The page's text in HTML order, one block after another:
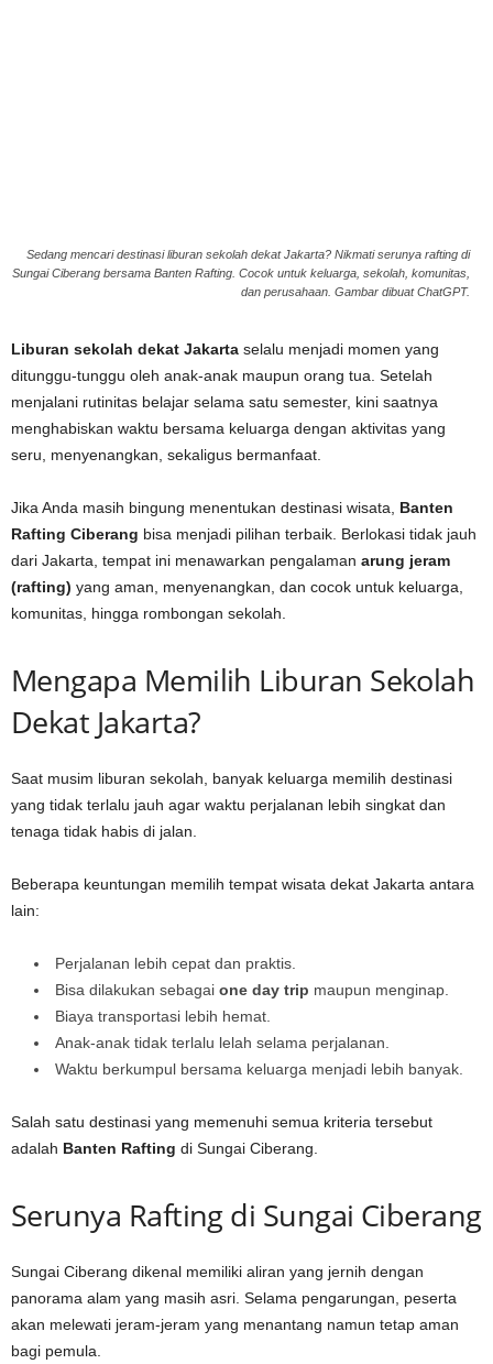
Sedang mencari destinasi liburan sekolah dekat Jakarta? Nikmati serunya rafting di
Sungai Ciberang bersama Banten Rafting. Cocok untuk keluarga, sekolah, komunitas,
dan perusahaan. Gambar dibuat ChatGPT.
Liburan sekolah dekat Jakarta selalu menjadi momen yang
ditunggu-tunggu oleh anak-anak maupun orang tua. Setelah
menjalani rutinitas belajar selama satu semester, kini saatnya
menghabiskan waktu bersama keluarga dengan aktivitas yang
seru, menyenangkan, sekaligus bermanfaat.
Jika Anda masih bingung menentukan destinasi wisata, Banten
Rafting Ciberang bisa menjadi pilihan terbaik. Berlokasi tidak jauh
dari Jakarta, tempat ini menawarkan pengalaman arung jeram
(rafting) yang aman, menyenangkan, dan cocok untuk keluarga,
komunitas, hingga rombongan sekolah.
Mengapa Memilih Liburan Sekolah
Dekat Jakarta?
Saat musim liburan sekolah, banyak keluarga memilih destinasi
yang tidak terlalu jauh agar waktu perjalanan lebih singkat dan
tenaga tidak habis di jalan.
Beberapa keuntungan memilih tempat wisata dekat Jakarta antara
lain:
Perjalanan lebih cepat dan praktis.
Bisa dilakukan sebagai one day trip maupun menginap.
Biaya transportasi lebih hemat.
Anak-anak tidak terlalu lelah selama perjalanan.
Waktu berkumpul bersama keluarga menjadi lebih banyak.
Salah satu destinasi yang memenuhi semua kriteria tersebut
adalah Banten Rafting di Sungai Ciberang.
Serunya Rafting di Sungai Ciberang
Sungai Ciberang dikenal memiliki aliran yang jernih dengan
panorama alam yang masih asri. Selama pengarungan, peserta
akan melewati jeram-jeram yang menantang namun tetap aman
bagi pemula.